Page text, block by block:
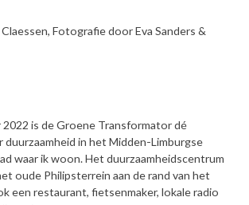
Fotografie door Eva Sanders &
2022 is de Groene Transformator dé
in het Midden-Limburgse
waar ik woon. Het duurzaamheidscentrum
oude Philipsterrein aan de rand van het
een restaurant, fietsenmaker, lokale radio